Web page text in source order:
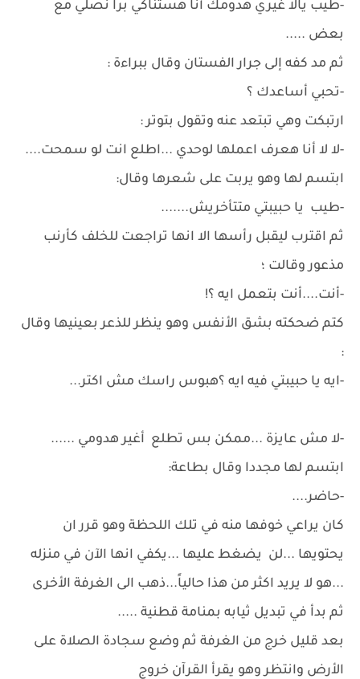
-طيب يالا غيري هدومك أنا هستناكي برا نصلي مع
بعض .....
ثم مد كفه إلى جرار الفستان وقال ببراءة :
-تحبي أساعدك ؟
ارتبكت وهي تبتعد عنه وتقول بتوتر :
-لا لا أنا هعرف اعملها لوحدي ...اطلع انت لو سمحت....
ابتسم لها وهو يربت على شعرها وقال:
-طيب يا حبيبتي متتأخريش.......
ثم اقترب ليقبل رأسها الا انها تراجعت للخلف كأرنب
مذعور وقالت ؛
-أنت....أنت بتعمل ايه ؟!
كتم ضحكته بشق الأنفس وهو ينظر للذعر بعينيها وقال
:
-ايه يا حبيبتي فيه ايه ؟هبوس راسك مش اكتر...
-لا مش عايزة ...ممكن بس تطلع أغير هدومي ......
ابتسم لها مجددا وقال بطاعة:
-حاضر....
كان يراعي خوفها منه في تلك اللحظة وهو قرر ان
يحتويها ...لن يضغط عليها ...يكفي انها الآن في منزله
...هو لا يريد اكثر من هذا حالياً...ذهب الى الغرفة الأخرى
ثم بدأ في تبديل ثيابه بمنامة قطنية .....
بعد قليل خرج من الغرفة ثم وضع سجادة الصلاة على
الأرض وانتظر وهو يقرأ القرآن خروج